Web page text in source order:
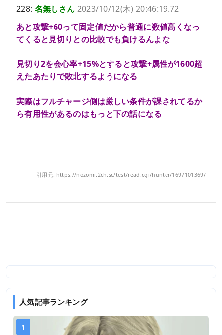
228: 名無しさん 2023/10/12(木) 20:46:19.72
あと攻撃+60って固定値だから普通に数値高くなっ
てくると見切りとの比較でも負けるんよな
見切り2を会心率+15%とすると攻撃+属性が1600超
えたあたりで敗北するようになる
実際はフルチャージ側は厳しい条件が課されてるか
ら有用性があるのはもっと下の話になる
引用元: https://nozomi.2ch.sc/test/read.cgi/hunter/1697101369/
人気記事ランキング
1